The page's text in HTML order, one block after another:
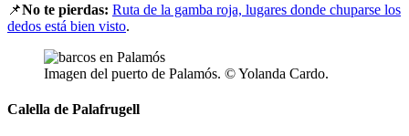
📌No te pierdas: Ruta de la gamba roja, lugares donde chuparse los
dedos está bien visto.
Imagen del puerto de Palamós. © Yolanda Cardo.
Calella de Palafrugell